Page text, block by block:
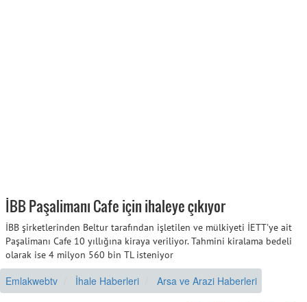
İBB Paşalimanı Cafe için ihaleye çıkıyor
İBB şirketlerinden Beltur tarafından işletilen ve mülkiyeti İETT'ye ait
Paşalimanı Cafe 10 yıllığına kiraya veriliyor. Tahmini kiralama bedeli
olarak ise 4 milyon 560 bin TL isteniyor
Emlakwebtv İhale Haberleri Arsa ve Arazi Haberleri